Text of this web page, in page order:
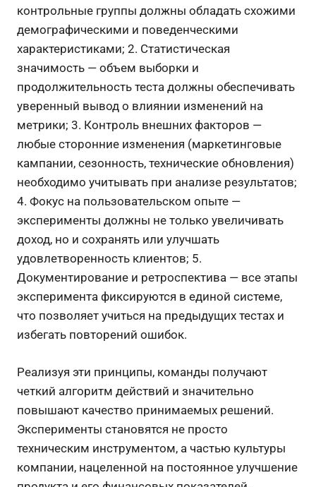
контрольные группы должны обладать схожими
демографическими и поведенческими
характеристиками; 2. Статистическая
значимость — объем выборки и
продолжительность теста должны обеспечивать
уверенный вывод о влиянии изменений на
метрики; 3. Контроль внешних факторов —
любые сторонние изменения (маркетинговые
кампании, сезонность, технические обновления)
необходимо учитывать при анализе результатов;
4. Фокус на пользовательском опыте —
эксперименты должны не только увеличивать
доход, но и сохранять или улучшать
удовлетворенность клиентов; 5.
Документирование и ретроспектива — все этапы
эксперимента фиксируются в единой системе,
что позволяет учиться на предыдущих тестах и
избегать повторений ошибок.
Реализуя эти принципы, команды получают
четкий алгоритм действий и значительно
повышают качество принимаемых решений.
Эксперименты становятся не просто
техническим инструментом, а частью культуры
компании, нацеленной на постоянное улучшение